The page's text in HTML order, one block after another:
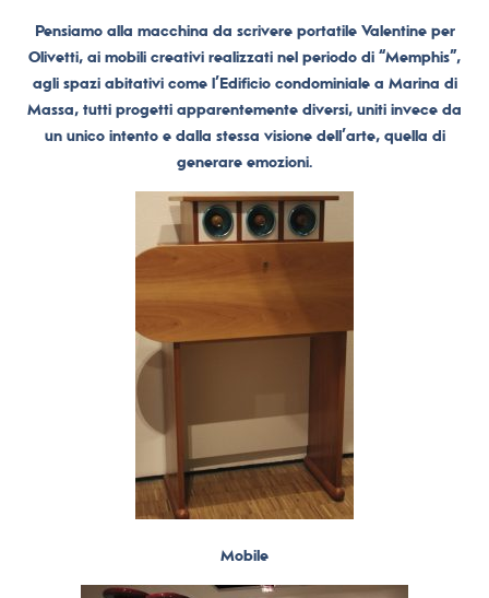
Pensiamo alla macchina da scrivere portatile Valentine per
Olivetti, ai mobili creativi realizzati nel periodo di “Memphis”,
agli spazi abitativi come l’Edificio condominiale a Marina di
Massa, tutti progetti apparentemente diversi, uniti invece da
un unico intento e dalla stessa visione dell’arte, quella di
generare emozioni.
Mobile